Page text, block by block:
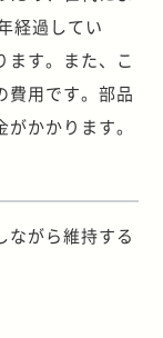
経過してい
ます。また、こ
費用です。部品
かかります。
ながら維持する